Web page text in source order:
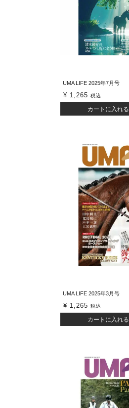
UMA LIFE 2025年7月号
¥ 1,265 税込
カートに入れる
UMA LIFE 2025年3月号
¥ 1,265 税込
カートに入れる